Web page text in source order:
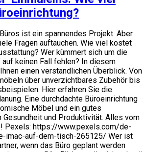
ist ein spannendes Projekt. Aber
Fragen auftauchen. Wie viel kostet
Wer kümmert sich um die
auf keinen Fall fehlen? In diesem
einen verständlichen Überblick. Von
über unverzichtbares Zubehör bis
Hier erfahren Sie die
Eine durchdachte Büroeinrichtung
Möbel und ein gutes
und Produktivität. Alles vom
Pexels: https://www.pexels.com/de-
auf-dem-tisch-265125/ Wer ist
wenn das Büro geplant werden